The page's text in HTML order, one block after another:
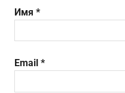
Имя *
Email *